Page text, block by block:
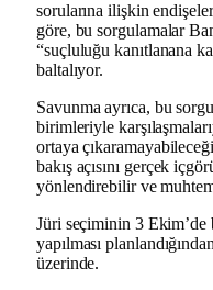
sorularına ilişkin
göre, bu sorgulamalar
“suçluluğu kanıtlanana
baltalıyor.
Savunma ayrıca, bu
birimleriyle
ortaya
bakış açısını gerçek
yönlendirebilir ve
Jüri seçiminin 3 Ekim’de
yapılması
üzerinde.